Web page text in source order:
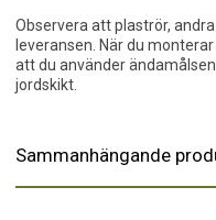
Observera att plaströr,
leveransen. När du
att du använder
jordskikt.
Sammanhängande